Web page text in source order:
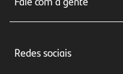
Crédito e Financiamentos
Investimentos
Central de Renegociação
Redes sociais